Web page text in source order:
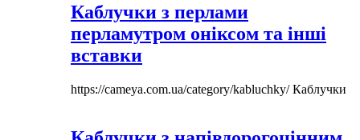
Каблучки з перлами
перламутром оніксом та інші
вставки
https://cameya.com.ua/category/kabluchky/Каблучки